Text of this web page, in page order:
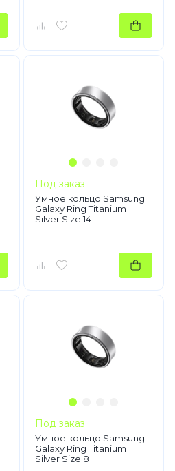
Под заказ
Умное кольцо Samsung
Galaxy Ring Titanium
Silver Size 14
Под заказ
Умное кольцо Samsung
Galaxy Ring Titanium
Silver Size 8